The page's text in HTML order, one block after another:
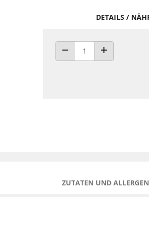
DETAILS /
ANZAHL VERRINGERN
ANZAHL
ZUTATEN UND